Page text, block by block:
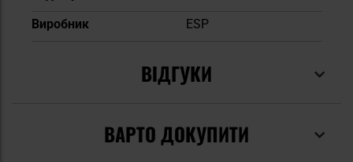
Виробник
ESP
ВІДГУКИ
ВАРТО ДОКУПИТИ